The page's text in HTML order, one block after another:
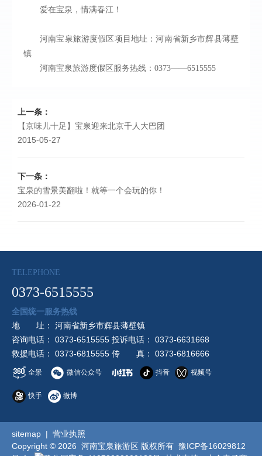
爱在宝泉，情满春江！
河南宝泉旅游度假区项目地址：河南省新乡市辉县薄壁
镇
河南宝泉旅游度假区服务热线：0373——6515555
上一条：
【京味儿十足】宝泉迎来北京千人大巴团
2015-05-27
下一条：
宝泉的雪景美翻啦！就等一个会玩的你！
2026-01-22
TELEPHONE
0373-6515555
全国统一服务热线
地 址： 河南省新乡市辉县薄壁镇
咨询电话： 0373-6515555 投诉电话： 0373-6631668
救援电话： 0373-6815555 传 真： 0373-6816666
全景 微信公众号 抖音 视频号
快手 微博
sitemap | 营业执照
Copyright © 2026 河南宝泉旅游区 版权所有 豫ICP备16029812